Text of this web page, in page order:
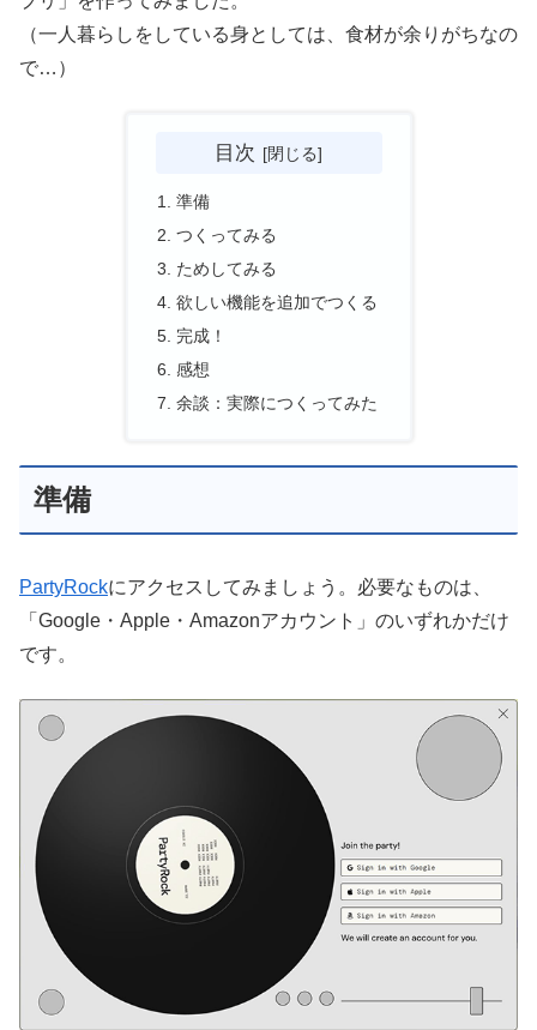
（一人暮らしをしている身としては、食材が余りがちなの
で…）
目次
準備
つくってみる
ためしてみる
欲しい機能を追加でつくる
完成！
感想
余談：実際につくってみた
準備
PartyRockにアクセスしてみましょう。必要なものは、
「Google・Apple・Amazonアカウント」のいずれかだけ
です。